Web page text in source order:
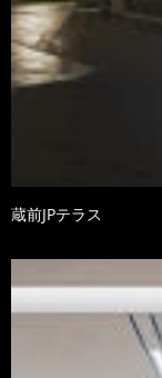
蔵前JPテラス